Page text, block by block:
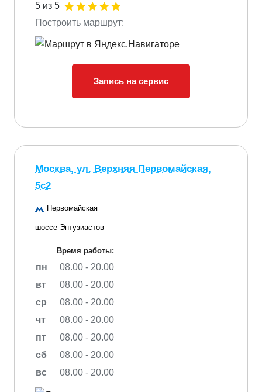
5 из 5
Построить маршрут:
Запись на сервис
Москва, ул. Верхняя Первомайская,
5с2
Первомайская
шоссе Энтузиастов
Время работы:
пн
08.00 - 20.00
вт
08.00 - 20.00
ср
08.00 - 20.00
чт
08.00 - 20.00
пт
08.00 - 20.00
сб
08.00 - 20.00
вс
08.00 - 20.00